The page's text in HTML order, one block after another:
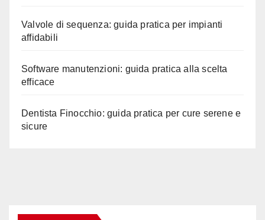
Valvole di sequenza: guida pratica per impianti
affidabili
Software manutenzioni: guida pratica alla scelta
efficace
Dentista Finocchio: guida pratica per cure serene e
sicure